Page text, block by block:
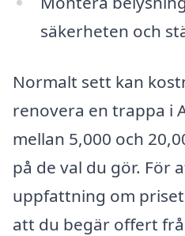
säkerheten och
Normalt sett kan
renovera en trappa i
mellan 5,000 och
på de val du gör. För
uppfattning om
att du begär offert